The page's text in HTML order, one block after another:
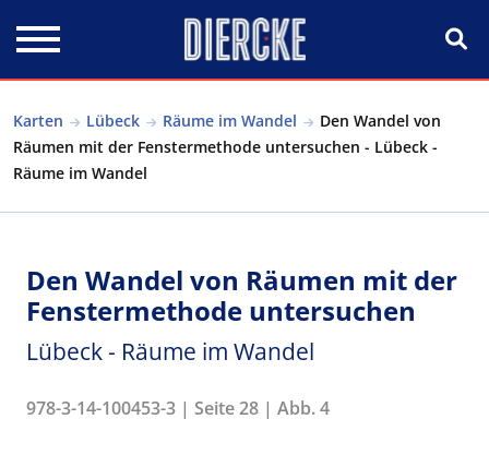
Karten Lübeck Räume im Wandel
Den Wandel von
Räumen mit der Fenstermethode untersuchen - Lübeck -
Räume im Wandel
Den Wandel von Räumen mit der
Fenstermethode untersuchen
Lübeck - Räume im Wandel
978-3-14-100453-3 | Seite 28 | Abb. 4